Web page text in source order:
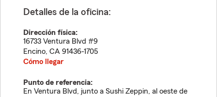
Detalles de la oficina:
Dirección física:
16733 Ventura Blvd #9
Encino, CA 91436-1705
Cómo llegar
Punto de referencia:
En Ventura Blvd, junto a Sushi Zeppin, al oeste de